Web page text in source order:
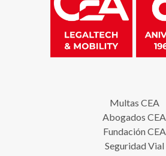
Multas CEA
Abogados CEA
Fundación CEA
Seguridad Vial